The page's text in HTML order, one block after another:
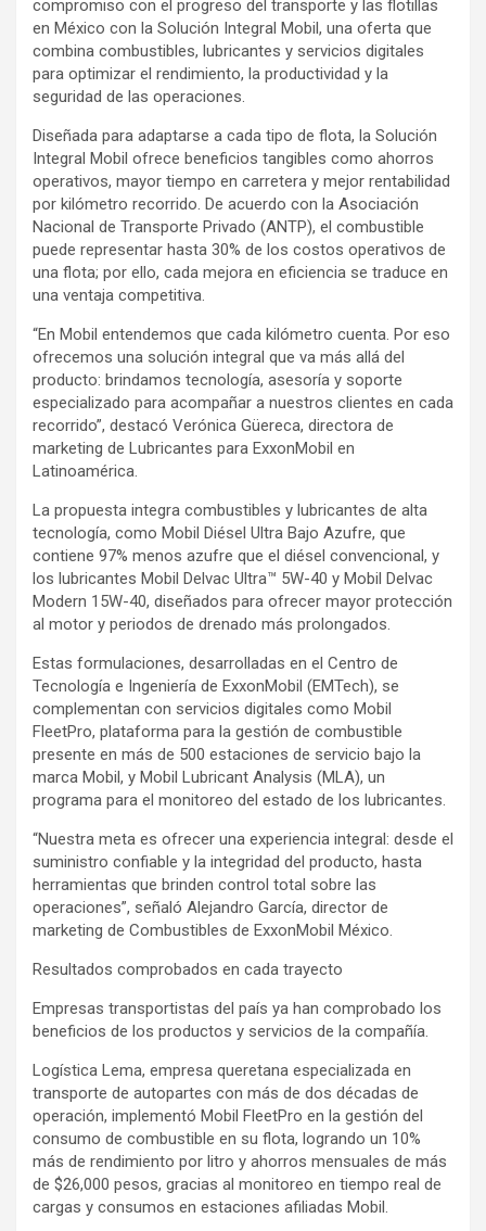
compromiso con el progreso del transporte y las flotillas
en México con la Solución Integral Mobil, una oferta que
combina combustibles, lubricantes y servicios digitales
para optimizar el rendimiento, la productividad y la
seguridad de las operaciones.
Diseñada para adaptarse a cada tipo de flota, la Solución
Integral Mobil ofrece beneficios tangibles como ahorros
operativos, mayor tiempo en carretera y mejor rentabilidad
por kilómetro recorrido. De acuerdo con la Asociación
Nacional de Transporte Privado (ANTP), el combustible
puede representar hasta 30% de los costos operativos de
una flota; por ello, cada mejora en eficiencia se traduce en
una ventaja competitiva.
“En Mobil entendemos que cada kilómetro cuenta. Por eso
ofrecemos una solución integral que va más allá del
producto: brindamos tecnología, asesoría y soporte
especializado para acompañar a nuestros clientes en cada
recorrido”, destacó Verónica Güereca, directora de
marketing de Lubricantes para ExxonMobil en
Latinoamérica.
La propuesta integra combustibles y lubricantes de alta
tecnología, como Mobil Diésel Ultra Bajo Azufre, que
contiene 97% menos azufre que el diésel convencional, y
los lubricantes Mobil Delvac Ultra™ 5W-40 y Mobil Delvac
Modern 15W-40, diseñados para ofrecer mayor protección
al motor y periodos de drenado más prolongados.
Estas formulaciones, desarrolladas en el Centro de
Tecnología e Ingeniería de ExxonMobil (EMTech), se
complementan con servicios digitales como Mobil
FleetPro, plataforma para la gestión de combustible
presente en más de 500 estaciones de servicio bajo la
marca Mobil, y Mobil Lubricant Analysis (MLA), un
programa para el monitoreo del estado de los lubricantes.
“Nuestra meta es ofrecer una experiencia integral: desde el
suministro confiable y la integridad del producto, hasta
herramientas que brinden control total sobre las
operaciones”, señaló Alejandro García, director de
marketing de Combustibles de ExxonMobil México.
Resultados comprobados en cada trayecto
Empresas transportistas del país ya han comprobado los
beneficios de los productos y servicios de la compañía.
Logística Lema, empresa queretana especializada en
transporte de autopartes con más de dos décadas de
operación, implementó Mobil FleetPro en la gestión del
consumo de combustible en su flota, logrando un 10%
más de rendimiento por litro y ahorros mensuales de más
de $26,000 pesos, gracias al monitoreo en tiempo real de
cargas y consumos en estaciones afiliadas Mobil.